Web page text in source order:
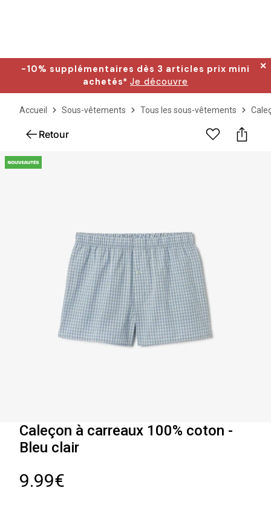
-10% supplémentaires dès 3 articles prix mini
achetés* Je découvre
✕
Accueil Sous-vêtements Tous les sous-vêtements
Retour
Caleçon à carreaux 100% coton -
Bleu clair
9.99€